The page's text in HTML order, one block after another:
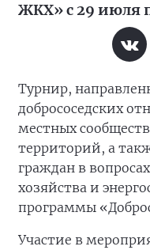
ЖКХ» с 29 июля
Турнир,
добрососедских
местных
территорий, а
граждан в
хозяйства и
программы
Участие в